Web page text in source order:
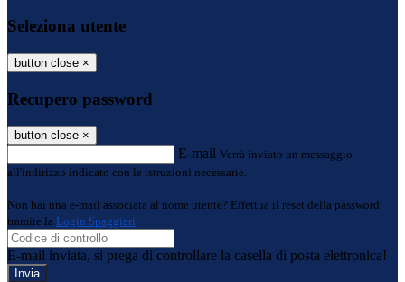
Seleziona utente
button close ×
Recupero password
button close ×
E-mail Verrà inviato un messaggio
all'indirizzo indicato con le istruzioni necessarie.
Non hai una e-mail associata al nome utente? Effettua il reset della password
tramite la Login Spaggiari
E-mail inviata, si prega di controllare la casella di posta elettronica!